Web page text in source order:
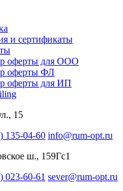
и сертификаты
оферты для ООО
оферты ФЛ
оферты для ИП
15
135-04-60 info@rum-opt.ru
ш., 159Гс1
023-60-61 sever@rum-opt.ru